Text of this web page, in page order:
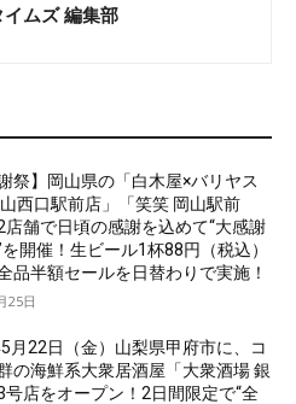
イムズ 編集部
謝祭】岡山県の「白木屋×バリヤス
西口駅前店」「笑笑 岡山駅前
店舗で日頃の感謝を込めて“大感謝
を開催！生ビール1杯88円（税込）
品半額セールを日替わりで実施！
25日
月22日（金）山梨県甲府市に、コ
の海鮮系大衆居酒屋「大衆酒場 銀
号店をオープン！2日間限定で“全